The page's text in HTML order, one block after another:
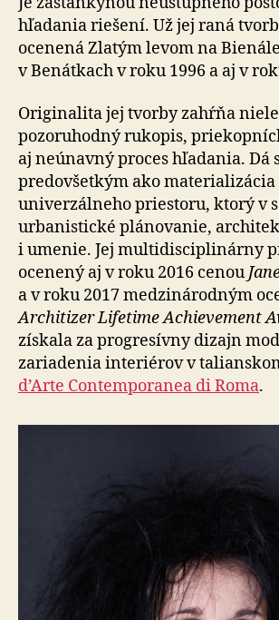
hľadania riešení. Už jej raná
ocenená Zlatým levom na
v Benátkach v roku 1996 a aj v
Originalita jej tvorby zahŕňa
pozoruhodný rukopis,
aj neúnavný proces hľadania. Dá
predovšetkým ako materializácia
univerzálneho priestoru, ktorý v
urbanistické plánovanie,
i umenie. Jej multidisciplinárny
ocenený aj v roku 2016 cenou
a v roku 2017 medzinárodným
Architizer Lifetime Achievement
získala za progresívny dizajn
zariadenia interiérov v
d’Arte Contemporanea di Roma.